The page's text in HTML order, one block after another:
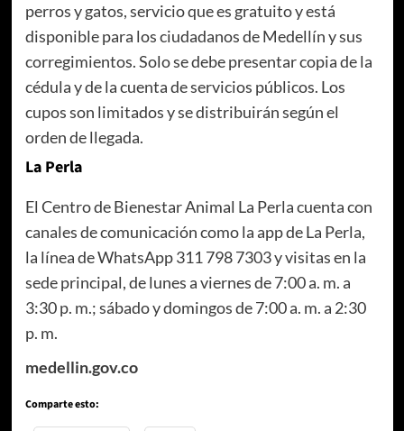
perros y gatos, servicio que es gratuito y está
disponible para los ciudadanos de Medellín y sus
corregimientos. Solo se debe presentar copia de la
cédula y de la cuenta de servicios públicos. Los
cupos son limitados y se distribuirán según el
orden de llegada.
La Perla
El Centro de Bienestar Animal La Perla cuenta con
canales de comunicación como la app de La Perla,
la línea de WhatsApp 311 798 7303 y visitas en la
sede principal, de lunes a viernes de 7:00 a. m. a
3:30 p. m.; sábado y domingos de 7:00 a. m. a 2:30
p. m.
medellin.gov.co
Comparte esto: